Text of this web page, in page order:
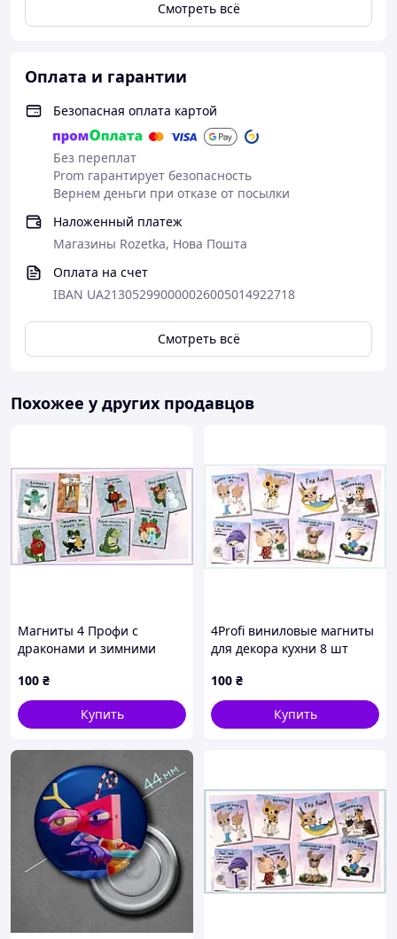
Смотреть всё
Оплата и гарантии
Безопасная оплата картой
Без переплат
Prom гарантирует безопасность
Вернем деньги при отказе от посылки
Наложенный платеж
Магазины Rozetka, Нова Пошта
Оплата на счет
IBAN UA213052990000026005014922718
Смотреть всё
Похожее у других продавцов
Магниты 4 Профи с
драконами и зимними
TH868C4112
100 ₴
Купить
4Profi виниловые магниты
для декора кухни 8 шт
100 ₴
Купить